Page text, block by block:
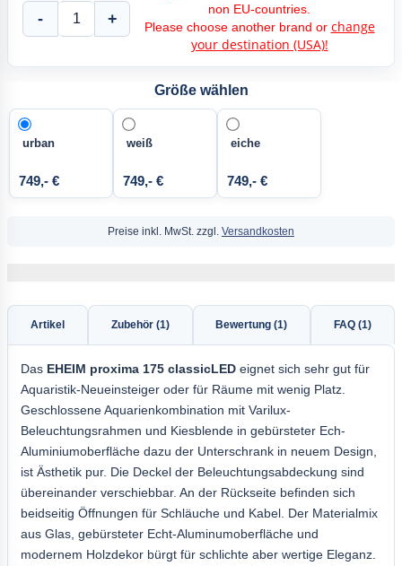
- +
non EU-countries.
Please choose another brand or change
your destination (USA)!
Größe wählen
urban
749,- €
weiß
749,- €
eiche
749,- €
Preise inkl. MwSt. zzgl. Versandkosten
Artikel Zubehör (1) Bewertung (1) FAQ (1)
Das EHEIM proxima 175 classicLED eignet sich sehr gut für
Aquaristik-Neueinsteiger oder für Räume mit wenig Platz.
Geschlossene Aquarienkombination mit Varilux-
Beleuchtungsrahmen und Kiesblende in gebürsteter Ech-
Aluminiumoberfläche dazu der Unterschrank in neuem Design,
ist Ästhetik pur. Die Deckel der Beleuchtungsabdeckung sind
übereinander verschiebbar. An der Rückseite befinden sich
beidseitig Öffnungen für Schläuche und Kabel. Der Materialmix
aus Glas, gebürsteter Echt-Aluminumoberfläche und
modernem Holzdekor bürgt für schlichte aber wertige Eleganz.